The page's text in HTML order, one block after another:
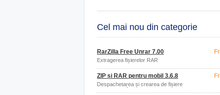
Cel mai nou din categorie
RarZilla Free Unrar 7.00
Extragerea fișierelor RAR
ZIP și RAR pentru mobil 3.6.8
Despachetarea și crearea de fișiere
comprimate în mobil